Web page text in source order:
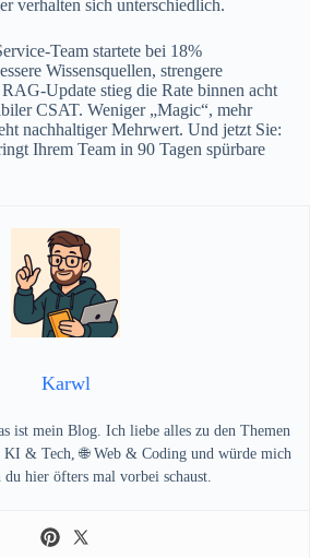
verhalten sich unterschiedlich.
startete bei 18%
Wissensquellen, strengere
stieg die Rate binnen acht
CSAT. Weniger „Magic“, mehr
nachhaltiger Mehrwert. Und jetzt Sie:
Ihrem Team in 90 Tagen spürbare
Karwl
ist mein Blog. Ich liebe alles zu den Themen
& Tech, 🌐 Web & Coding und würde mich
hier öfters mal vorbei schaust.